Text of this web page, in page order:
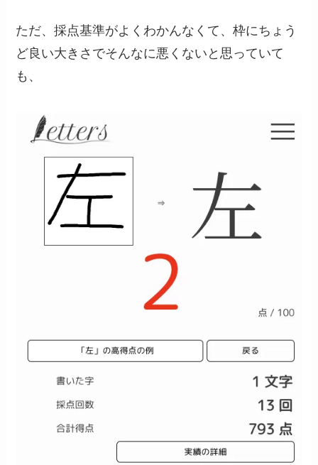
ただ、採点基準がよくわかんなくて、枠にちょう
ど良い大きさでそんなに悪くないと思っていて
も、